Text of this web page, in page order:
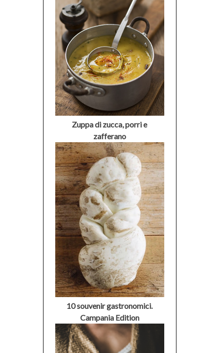
Zuppa di zucca, porri e
zafferano
10 souvenir gastronomici.
Campania Edition